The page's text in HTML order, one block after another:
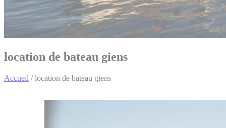
location de bateau giens
Accueil /location de bateau giens